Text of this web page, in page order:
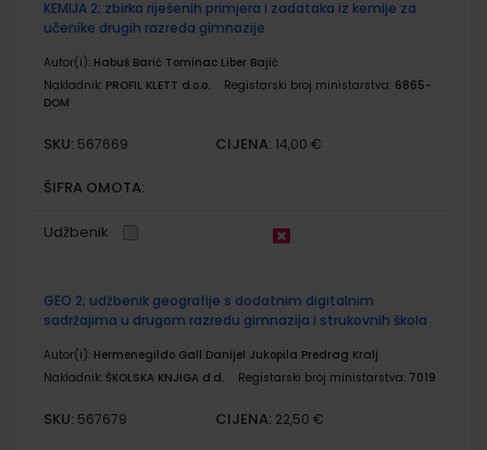
KEMIJA 2; zbirka riješenih primjera i zadataka iz kemije za
učenike drugih razreda gimnazije
Autor(i): Habuš Barić Tominac Liber Bajić
Nakladnik: PROFIL KLETT d.o.o. Registarski broj ministarstva: 6865-
DOM
SKU: 567669 CIJENA: 14,00 €
ŠIFRA OMOTA:
Udžbenik
GEO 2; udžbenik geografije s dodatnim digitalnim
sadržajima u drugom razredu gimnazija i strukovnih škola
Autor(i): Hermenegildo Gall Danijel Jukopila Predrag Kralj
Nakladnik: ŠKOLSKA KNJIGA d.d. Registarski broj ministarstva: 7019
SKU: 567679 CIJENA: 22,50 €